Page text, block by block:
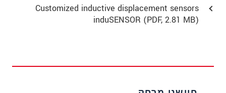
Customized inductive displacement sensors
induSENSOR (PDF, 2.81 MB)